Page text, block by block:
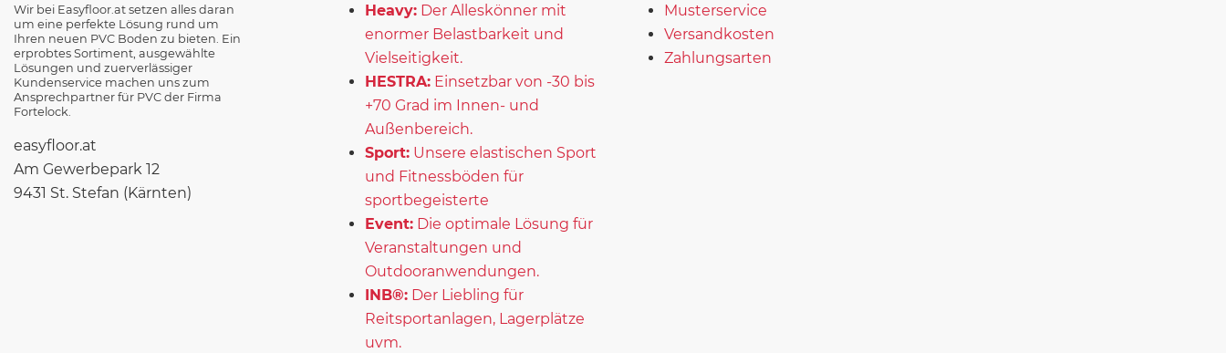
Wir bei Easyfloor.at setzen alles daran
um eine perfekte Lösung rund um
Ihren neuen PVC Boden zu bieten. Ein
erprobtes Sortiment, ausgewählte
Lösungen und zuerverlässiger
Kundenservice machen uns zum
Ansprechpartner für PVC der Firma
Fortelock.
easyfloor.at
Am Gewerbepark 12
9431 St. Stefan (Kärnten)
Heavy: Der Alleskönner mit
enormer Belastbarkeit und
Vielseitigkeit.
HESTRA: Einsetzbar von -30 bis
+70 Grad im Innen- und
Außenbereich.
Sport: Unsere elastischen Sport
und Fitnessböden für
sportbegeisterte
Event: Die optimale Lösung für
Veranstaltungen und
Outdooranwendungen.
INB®: Der Liebling für
Reitsportanlagen, Lagerplätze
uvm.
Musterservice
Versandkosten
Zahlungsarten